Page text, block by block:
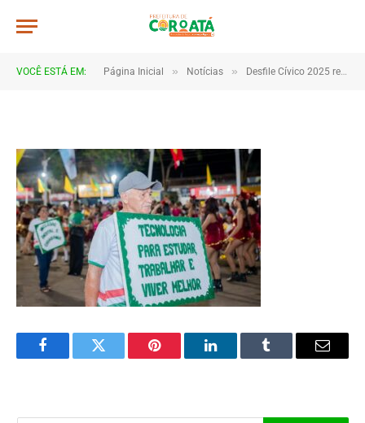
VOCÊ ESTÁ EM: Página Inicial » Notícias » Desfile Cívico 2025 reúne escolas e comunidades em Coroatá
0085
FacebookTwitter Pinterest LinkedInTumblr Email